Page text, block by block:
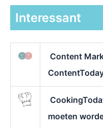
Interessant
Content
moeten